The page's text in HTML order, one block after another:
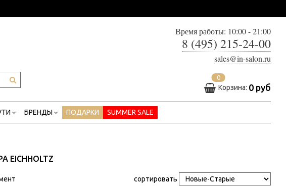
Время работы: 10:00 - 21:00
8 (495) 215-24-00
sales@in-salon.ru
0
Корзина: 0 руб
БРЕНДЫ ПОДАРКИ SUMMER SALE
сортировать